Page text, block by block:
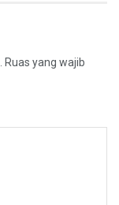
Ruas yang wajib